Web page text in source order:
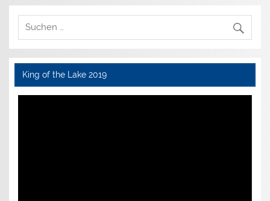
King of the Lake 2019
Video-